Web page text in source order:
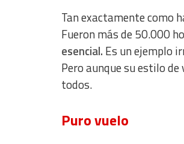
Tan exactamente como
Fueron más de 50.000
esencial. Es un ejemplo
Pero aunque su estilo
todos.
Puro vuelo
Develop and improve services
Use limited data to select content
Use precise geolocation data
Non-IAB processing purposes: